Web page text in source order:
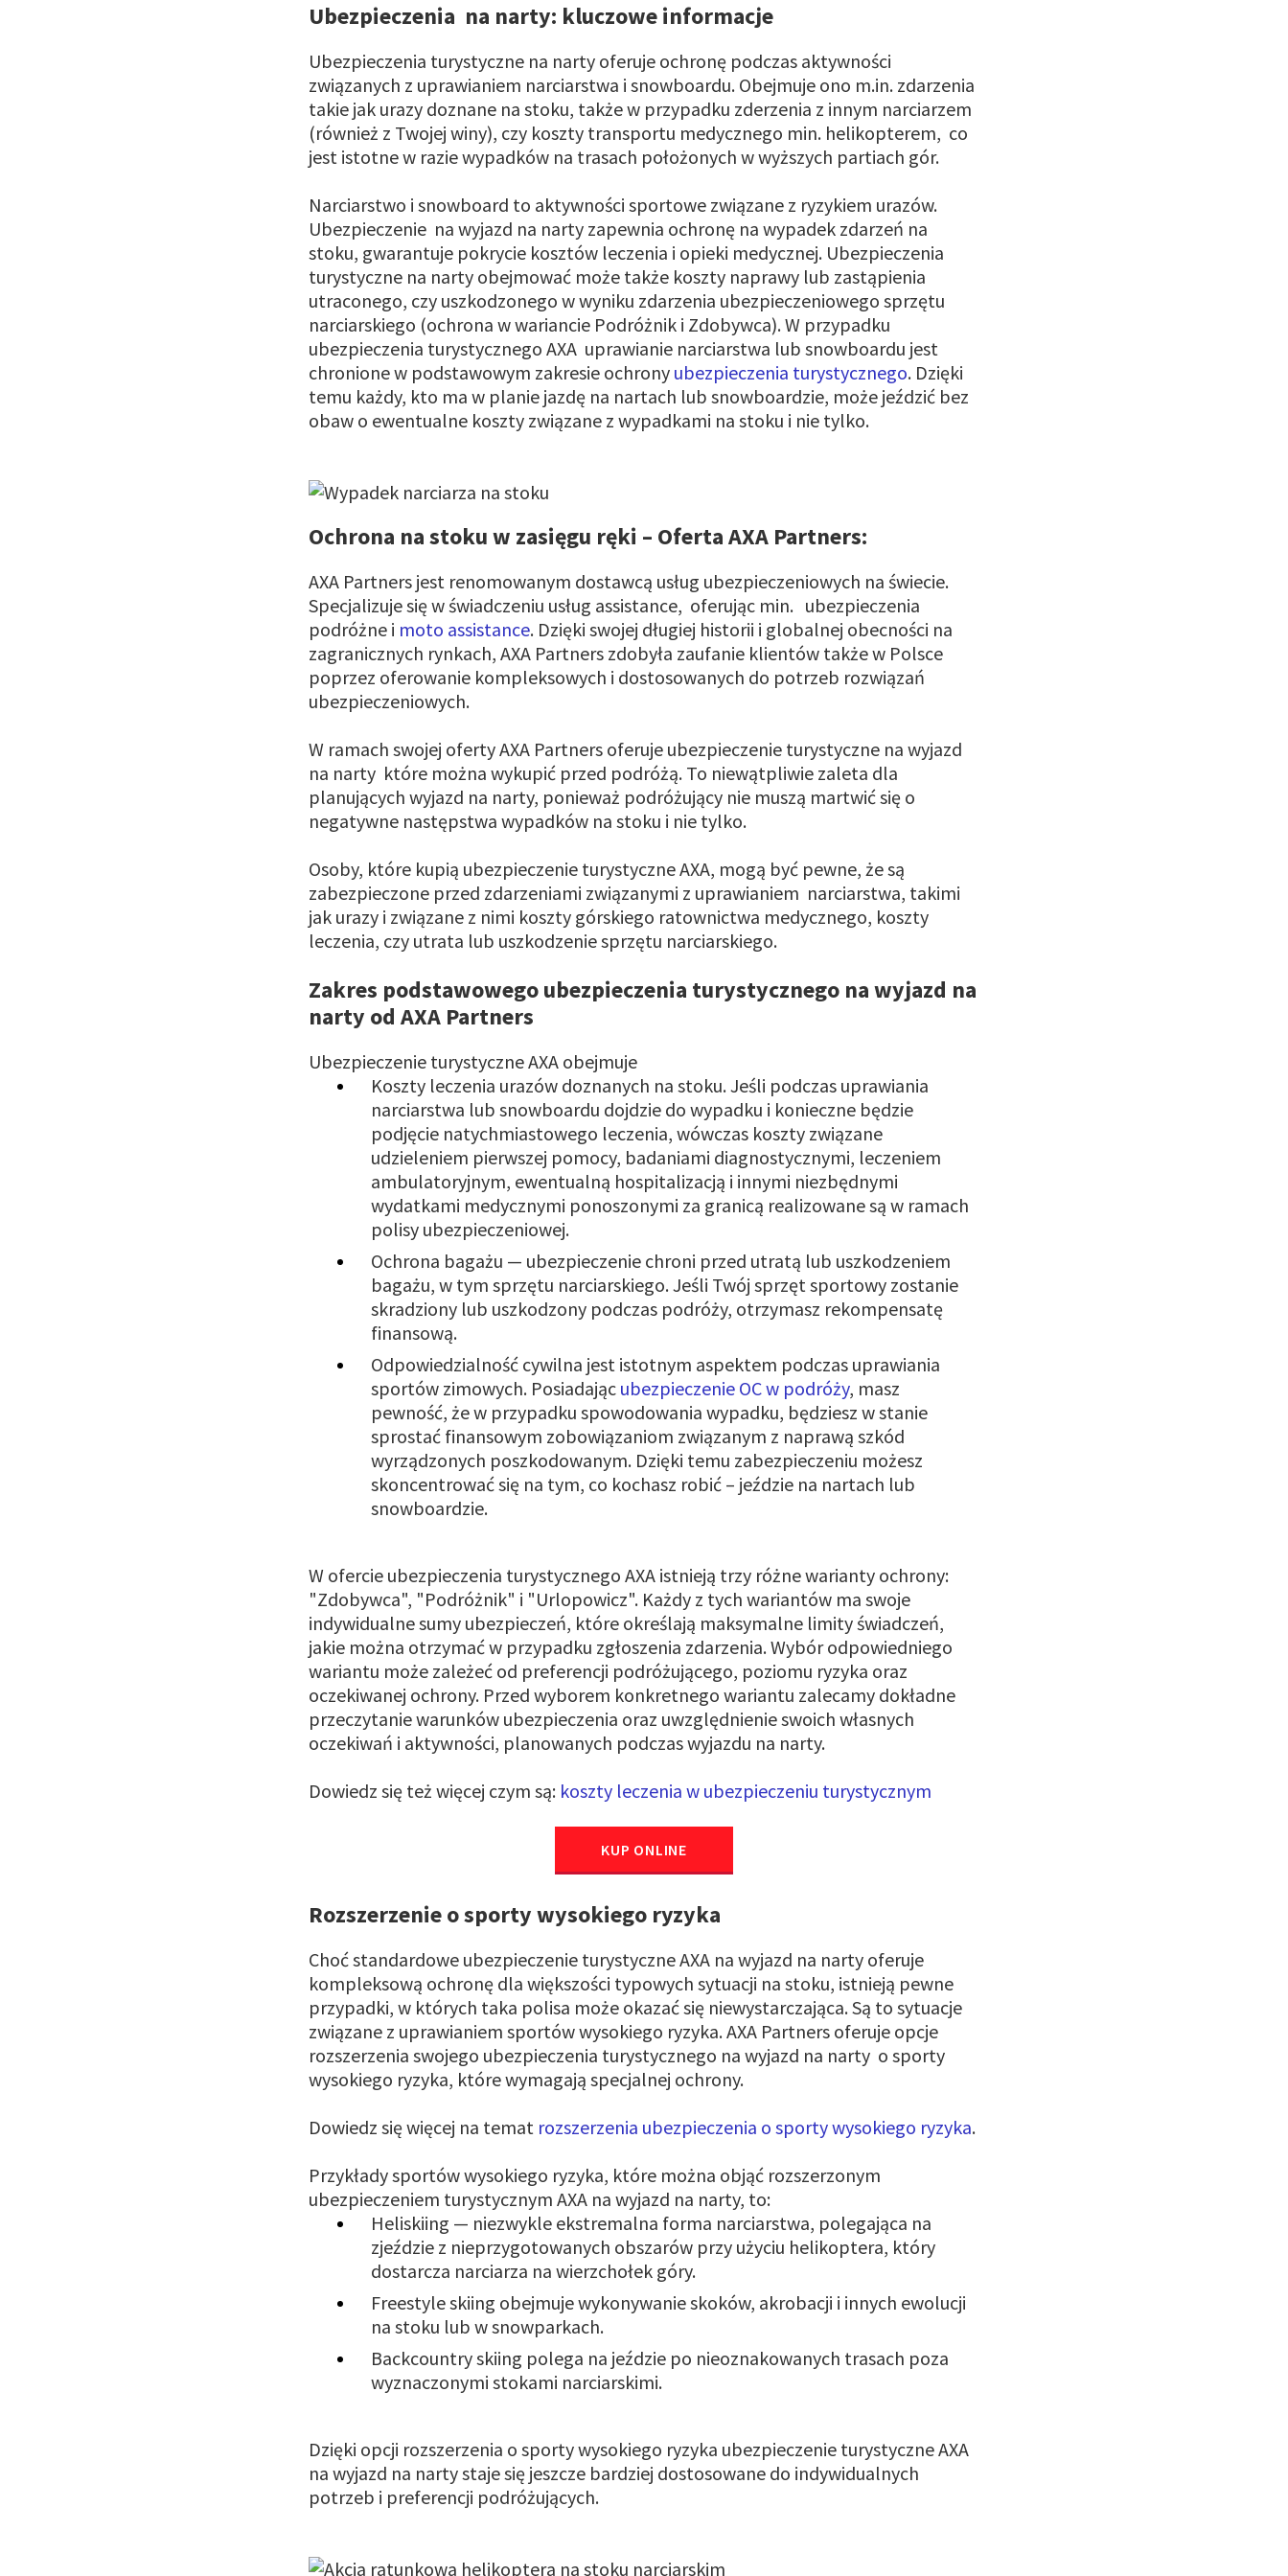
Ubezpieczenia na narty: kluczowe informacje
Ubezpieczenia turystyczne na narty oferuje ochronę podczas aktywności
związanych z uprawianiem narciarstwa i snowboardu. Obejmuje ono m.in. zdarzenia
takie jak urazy doznane na stoku, także w przypadku zderzenia z innym narciarzem
(również z Twojej winy), czy koszty transportu medycznego min. helikopterem, co
jest istotne w razie wypadków na trasach położonych w wyższych partiach gór.
Narciarstwo i snowboard to aktywności sportowe związane z ryzykiem urazów.
Ubezpieczenie na wyjazd na narty zapewnia ochronę na wypadek zdarzeń na
stoku, gwarantuje pokrycie kosztów leczenia i opieki medycznej. Ubezpieczenia
turystyczne na narty obejmować może także koszty naprawy lub zastąpienia
utraconego, czy uszkodzonego w wyniku zdarzenia ubezpieczeniowego sprzętu
narciarskiego (ochrona w wariancie Podróżnik i Zdobywca). W przypadku
ubezpieczenia turystycznego AXA uprawianie narciarstwa lub snowboardu jest
chronione w podstawowym zakresie ochrony ubezpieczenia turystycznego. Dzięki
temu każdy, kto ma w planie jazdę na nartach lub snowboardzie, może jeździć bez
obaw o ewentualne koszty związane z wypadkami na stoku i nie tylko.
Ochrona na stoku w zasięgu ręki – Oferta AXA Partners:
AXA Partners jest renomowanym dostawcą usług ubezpieczeniowych na świecie.
Specjalizuje się w świadczeniu usług assistance, oferując min. ubezpieczenia
podróżne i moto assistance. Dzięki swojej długiej historii i globalnej obecności na
zagranicznych rynkach, AXA Partners zdobyła zaufanie klientów także w Polsce
poprzez oferowanie kompleksowych i dostosowanych do potrzeb rozwiązań
ubezpieczeniowych.
W ramach swojej oferty AXA Partners oferuje ubezpieczenie turystyczne na wyjazd
na narty które można wykupić przed podróżą. To niewątpliwie zaleta dla
planujących wyjazd na narty, ponieważ podróżujący nie muszą martwić się o
negatywne następstwa wypadków na stoku i nie tylko.
Osoby, które kupią ubezpieczenie turystyczne AXA, mogą być pewne, że są
zabezpieczone przed zdarzeniami związanymi z uprawianiem narciarstwa, takimi
jak urazy i związane z nimi koszty górskiego ratownictwa medycznego, koszty
leczenia, czy utrata lub uszkodzenie sprzętu narciarskiego.
Zakres podstawowego ubezpieczenia turystycznego na wyjazd na
narty od AXA Partners
Ubezpieczenie turystyczne AXA obejmuje
Koszty leczenia urazów doznanych na stoku. Jeśli podczas uprawiania
narciarstwa lub snowboardu dojdzie do wypadku i konieczne będzie
podjęcie natychmiastowego leczenia, wówczas koszty związane
udzieleniem pierwszej pomocy, badaniami diagnostycznymi, leczeniem
ambulatoryjnym, ewentualną hospitalizacją i innymi niezbędnymi
wydatkami medycznymi ponoszonymi za granicą realizowane są w ramach
polisy ubezpieczeniowej.
Ochrona bagażu — ubezpieczenie chroni przed utratą lub uszkodzeniem
bagażu, w tym sprzętu narciarskiego. Jeśli Twój sprzęt sportowy zostanie
skradziony lub uszkodzony podczas podróży, otrzymasz rekompensatę
finansową.
Odpowiedzialność cywilna jest istotnym aspektem podczas uprawiania
sportów zimowych. Posiadając ubezpieczenie OC w podróży, masz
pewność, że w przypadku spowodowania wypadku, będziesz w stanie
sprostać finansowym zobowiązaniom związanym z naprawą szkód
wyrządzonych poszkodowanym. Dzięki temu zabezpieczeniu możesz
skoncentrować się na tym, co kochasz robić – jeździe na nartach lub
snowboardzie.
W ofercie ubezpieczenia turystycznego AXA istnieją trzy różne warianty ochrony:
"Zdobywca", "Podróżnik" i "Urlopowicz". Każdy z tych wariantów ma swoje
indywidualne sumy ubezpieczeń, które określają maksymalne limity świadczeń,
jakie można otrzymać w przypadku zgłoszenia zdarzenia. Wybór odpowiedniego
wariantu może zależeć od preferencji podróżującego, poziomu ryzyka oraz
oczekiwanej ochrony. Przed wyborem konkretnego wariantu zalecamy dokładne
przeczytanie warunków ubezpieczenia oraz uwzględnienie swoich własnych
oczekiwań i aktywności, planowanych podczas wyjazdu na narty.
Dowiedz się też więcej czym są: koszty leczenia w ubezpieczeniu turystycznym
KUP ONLINE
Rozszerzenie o sporty wysokiego ryzyka
Choć standardowe ubezpieczenie turystyczne AXA na wyjazd na narty oferuje
kompleksową ochronę dla większości typowych sytuacji na stoku, istnieją pewne
przypadki, w których taka polisa może okazać się niewystarczająca. Są to sytuacje
związane z uprawianiem sportów wysokiego ryzyka. AXA Partners oferuje opcje
rozszerzenia swojego ubezpieczenia turystycznego na wyjazd na narty o sporty
wysokiego ryzyka, które wymagają specjalnej ochrony.
Dowiedz się więcej na temat rozszerzenia ubezpieczenia o sporty wysokiego ryzyka.
Przykłady sportów wysokiego ryzyka, które można objąć rozszerzonym
ubezpieczeniem turystycznym AXA na wyjazd na narty, to:
Heliskiing — niezwykle ekstremalna forma narciarstwa, polegająca na
zjeździe z nieprzygotowanych obszarów przy użyciu helikoptera, który
dostarcza narciarza na wierzchołek góry.
Freestyle skiing obejmuje wykonywanie skoków, akrobacji i innych ewolucji
na stoku lub w snowparkach.
Backcountry skiing polega na jeździe po nieoznakowanych trasach poza
wyznaczonymi stokami narciarskimi.
Dzięki opcji rozszerzenia o sporty wysokiego ryzyka ubezpieczenie turystyczne AXA
na wyjazd na narty staje się jeszcze bardziej dostosowane do indywidualnych
potrzeb i preferencji podróżujących.